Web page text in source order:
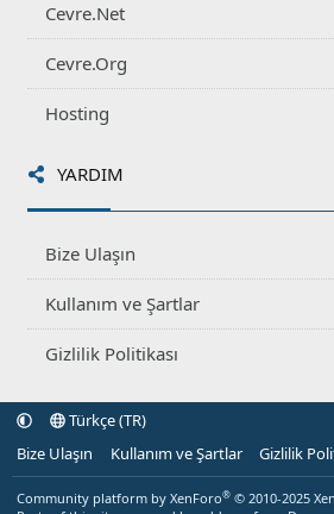
Cevre.Net
Cevre.Org
Hosting
YARDIM
Bize Ulaşın
Kullanım ve Şartlar
Gizlilik Politikası
Türkçe (TR)
Bize Ulaşın
Kullanım ve Şartlar Gizlilik
Community platform by XenForo® © 2010-2025